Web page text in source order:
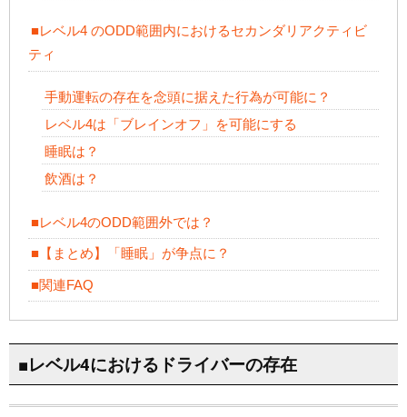
■レベル4 のODD範囲内におけるセカンダリアクティビ
ティ
手動運転の存在を念頭に据えた行為が可能に？
レベル4は「ブレインオフ」を可能にする
睡眠は？
飲酒は？
■レベル4のODD範囲外では？
■【まとめ】「睡眠」が争点に？
■関連FAQ
■レベル4におけるドライバーの存在